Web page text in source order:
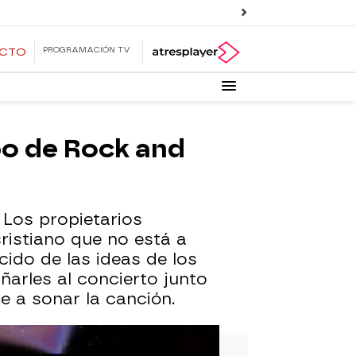
PROGRAMACIÓN TV
de Rock and
propietarios
que no está a
de las ideas de los
al concierto junto
a sonar la canción.